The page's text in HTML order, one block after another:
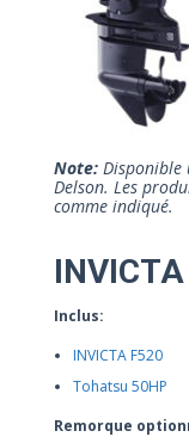
Note:Disponible
Delson. Les
comme indiqué.
Inclus:
INVICTA F520
Tohatsu 50HP
Remorque